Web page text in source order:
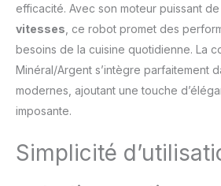
la
quantités
jusqu'à 2,7
gâteau /
concasser
un
facile / 7
efficacité. Avec son moteur puissant de
vitesses , ce robot promet des
besoins de la cuisine quotidienne. La
Minéral/Argent s’intègre parfaitement
modernes, ajoutant une touche
imposante.
Simplicité